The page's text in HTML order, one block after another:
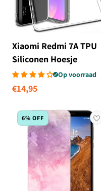
Xiaomi Redmi 7A TPU
Siliconen Hoesje
TransparantOp voorraad
Normale
€14,95
6% OFF